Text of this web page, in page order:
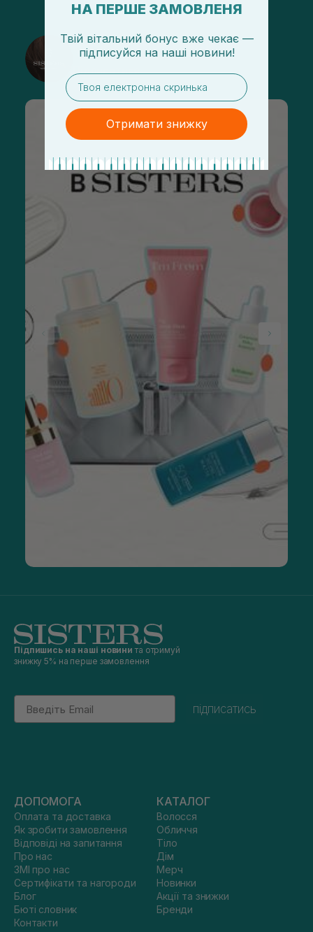
@sisters_stelmakh в Instagram
Підписатися
Підпишись на наші новини та отримуй
знижку 5% на перше замовлення
Email
підписатись
ДОПОМОГА
Оплата та доставка
Як зробити замовлення
Відповіді на запитання
Про нас
ЗМІ про нас
Сертифікати та нагороди
Блог
Бюті словник
Контакти
КАТАЛОГ
Волосся
Обличчя
Тіло
Дім
Мерч
Новинки
Акції та знижки
Бренди
НА ПЕРШЕ ЗАМОВЛЕНЯ
Твій вітальний бонус вже чекає —
підписуйся на наші новини!
email
Отримати знижку